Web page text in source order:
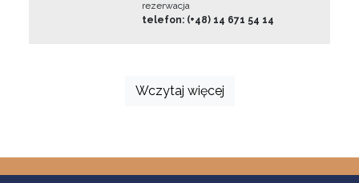
rezerwacja
telefon: (+48) 14 671 54 14
Wczytaj więcej